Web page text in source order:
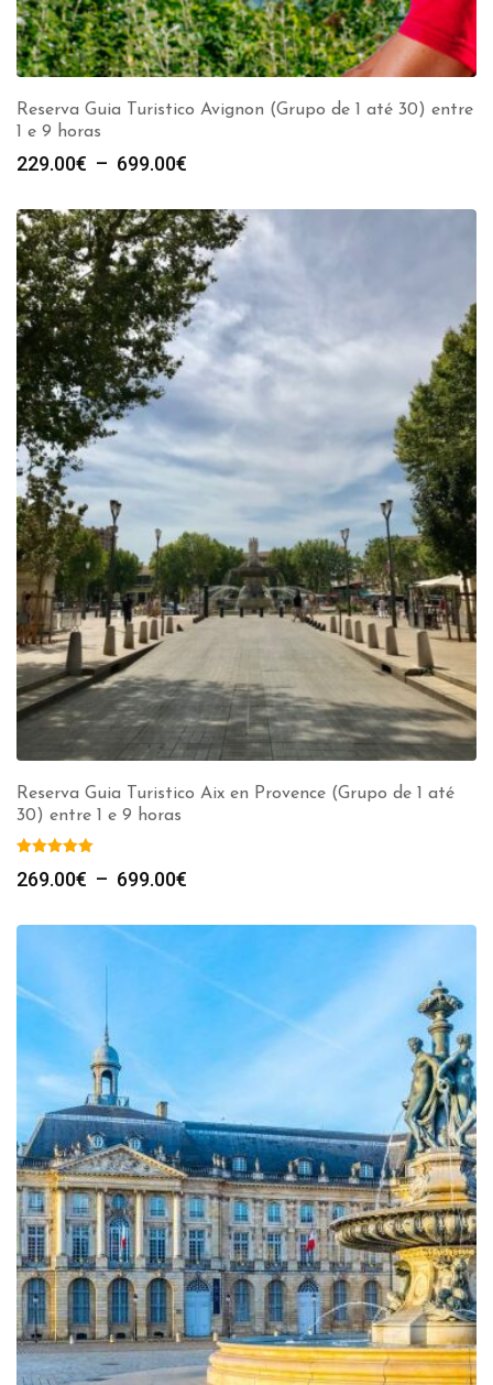
Reserva Guia Turistico Avignon (Grupo de 1 até 30) entre
1 e 9 horas
229.00€ – 699.00€
prix :
229.00€
à
699.00€
Reserva Guia Turistico Aix en Provence (Grupo de 1 até
30) entre 1 e 9 horas
269.00€ – 699.00€
prix :
699.00€